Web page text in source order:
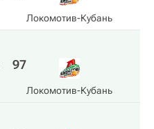
Локомотив-Кубань
97
Локомотив-Кубань